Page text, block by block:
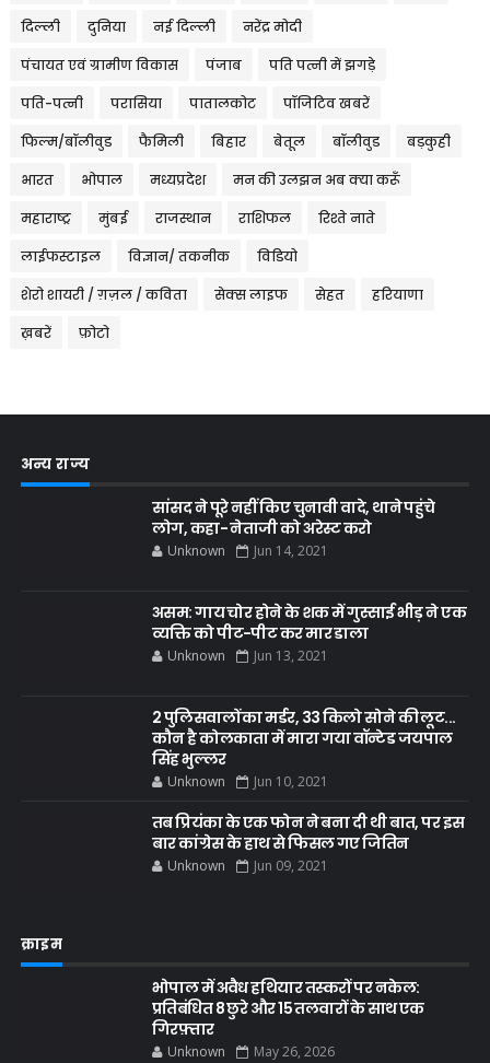
दिल्ली दुनिया नई दिल्ली नरेंद्र मोदी
पंचायत एवं ग्रामीण विकास पंजाब पति पत्नी में झगड़े
पति-पत्नी परासिया पातालकोट पॉजिटिव खबरें
फिल्म/बॉलीवुड फैमिली बिहार बेतूल बॉलीवुड बड़कुही
भारत भोपाल मध्यप्रदेश मन की उलझन अब क्या करूँ
महाराष्ट्र मुंबई राजस्थान राशिफल रिश्ते नाते
लाईफस्टाइल विज्ञान/ तकनीक विडियो
शेरो शायरी / ग़ज़ल / कविता सेक्स लाइफ सेहत हरियाणा
ख़बरें फ़ोटो
अन्य राज्य
सांसद ने पूरे नहीं किए चुनावी वादे, थाने पहुंचे
लोग, कहा- नेताजी को अरेस्ट करो
Unknown Jun 14, 2021
असम: गाय चोर होने के शक में गुस्साई भीड़ ने एक
व्यक्ति को पीट-पीट कर मार डाला
Unknown Jun 13, 2021
2 पुलिसवालों का मर्डर, 33 किलो सोने की लूट...
कौन है कोलकाता में मारा गया वॉन्टेड जयपाल
सिंह भुल्लर
Unknown Jun 10, 2021
तब प्रियंका के एक फोन ने बना दी थी बात, पर इस
बार कांग्रेस के हाथ से फिसल गए जितिन
Unknown Jun 09, 2021
क्राइम
भोपाल में अवैध हथियार तस्करों पर नकेल:
प्रतिबंधित 8 छुरे और 15 तलवारों के साथ एक
गिरफ़्तार
Unknown May 26, 2026